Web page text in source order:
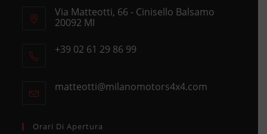
Via Matteotti, 66 - Cinisello Balsamo
20092 MI
in
+39 02 61 29 86 99
your
matteotti@milanomotors4x4.comOpens
Orari Di Apertura